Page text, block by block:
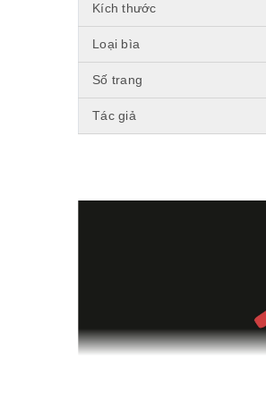
Kích thước
Loại bìa
Số trang
Tác giả